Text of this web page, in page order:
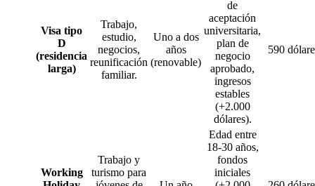
Visa tipo
D
(residencia
larga)
Trabajo,
estudio,
negocios,
reunificación
familiar.
Uno a dos
años
(renovable)
de
aceptación
universitaria,
plan de
negocio
aprobado,
ingresos
estables
(+2.000
dólares).
590
Working
Trabajo y
turismo para
Edad entre
18-30 años,
fondos
iniciales